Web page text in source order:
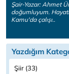
Şair-Yazar: Ahmet
doğumluyum.
Kamu'da çalışı..
Yazdığım
Şiir (33)